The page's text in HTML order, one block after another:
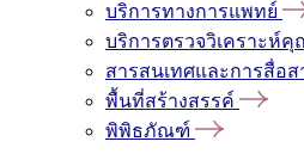
บริการทางการแพทย์
บริการตรวจวิเคราะห์
สารสนเทศและการสื่อส
พื้นที่สร้างสรรค์
พิพิธภัณฑ์